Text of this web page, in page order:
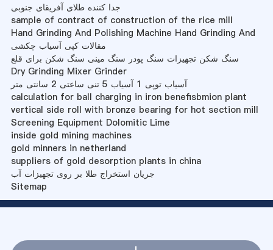
جدا کننده طلای آفریقای جنوبی
sample of contract of construction of the rice mill
Hand Grinding And Polishing Machine Hand Grinding And
مقالات کپی آسیاب چکشی
سنگ شکن تجهیزات سنگ پودر سنگ مینی سنگ شکن برای قلع
Dry Grinding Mixer Grinder
آسیاب توپی 1 آسیاب 5 تنی ساعتی 2 سانتی متر
calculation for ball charging in iron benefisbmion plant
vertical side roll with bronze bearing for hot section mill
Screening Equipment Dolomitic Lime
inside gold mining machines
gold minners in netherland
suppliers of gold desorption plants in china
جریان استخراج طلا بر روی تجهیزات آب
Sitemap